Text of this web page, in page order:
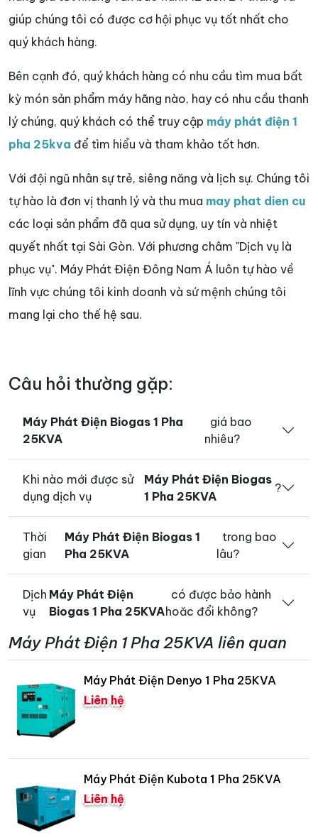
giúp chúng tôi có được cơ hội phục vụ tốt nhất cho
quý khách hàng.
Bên cạnh đó, quý khách hàng có nhu cầu tìm mua bất
kỳ món sản phẩm máy hãng nào, hay có nhu cầu thanh
lý chúng, quý khách có thể truy cập máy phát điện 1
pha 25kva để tìm hiểu và tham khảo tốt hơn.
Với đội ngũ nhân sự trẻ, siêng năng và lịch sự. Chúng tôi
tự hào là đơn vị thanh lý và thu mua may phat dien cu
các loại sản phẩm đã qua sử dụng, uy tín và nhiệt
quyết nhất tại Sài Gòn. Với phương châm "Dịch vụ là
phục vụ". Máy Phát Điện Đông Nam Á luôn tự hào về
lĩnh vực chúng tôi kinh doanh và sứ mệnh chúng tôi
mang lại cho thế hệ sau.
Câu hỏi thường gặp:
Máy Phát Điện Biogas 1 Pha
25KVA
giá bao
nhiêu?
Khi nào mới được sử
dụng dịch vụ
Máy Phát Điện Biogas
1 Pha 25KVA
?
Thời
gian
Máy Phát Điện Biogas 1
Pha 25KVA
trong bao
lâu?
Dịch
vụ
Máy Phát Điện
Biogas 1 Pha 25KVA
có được bảo hành
hoăc đổi không?
Máy Phát Điện 1 Pha 25KVA liên quan
Máy Phát Điện Denyo 1 Pha 25KVA
Liên hệ
Máy Phát Điện Kubota 1 Pha 25KVA
Liên hệ